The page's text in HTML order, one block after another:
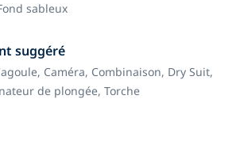
sableux
suggéré
Caméra, Combinaison, Dry Suit,
de plongée,Torche